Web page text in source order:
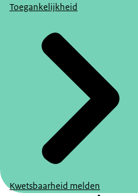
Toegankelijkheid
Kwetsbaarheid melden